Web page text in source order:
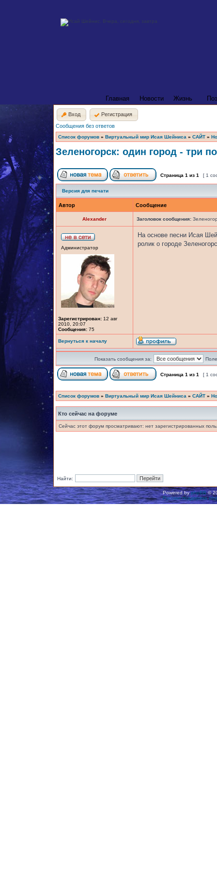
Главная Новости Жизнь
Вход
Регистрация
Сообщения без ответов
Список форумов » Виртуальный мир Исая Шейниса » САЙТ »
Зеленогорск: один город - три
Страница 1 из 1 [ 1
Версия для печати
Автор Сообщение
Alexander Заголовок сообщения:
Администратор
Зарегистрирован: 12 авг
2010, 20:07
Сообщения: 75
На основе песни Исая
ролик о городе
Вернуться к началу
Показать сообщения за:
Страница 1 из 1 [ 1
Список форумов » Виртуальный мир Исая Шейниса » САЙТ »
Кто сейчас на форуме
Сейчас этот форум просматривают: нет зарегистрированных
Найти:
Powered byphpBB©
Русская поддержка